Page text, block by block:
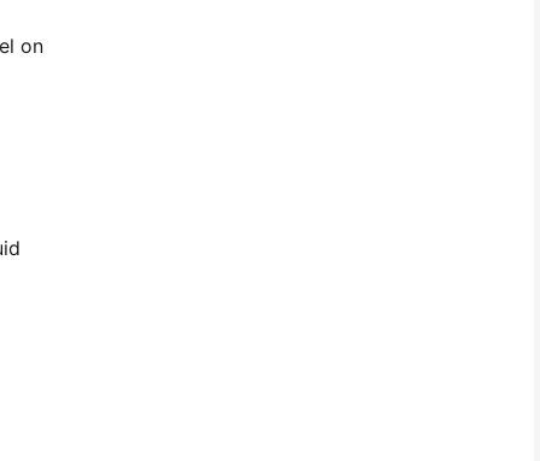
on